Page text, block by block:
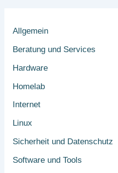
Allgemein
Beratung und Services
Hardware
Homelab
Internet
Linux
Sicherheit und Datenschutz
Software und Tools